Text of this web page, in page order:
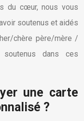
du cœur, nous vous
soutenus et aidés
chère père/mère /
dans ces
une carte
?